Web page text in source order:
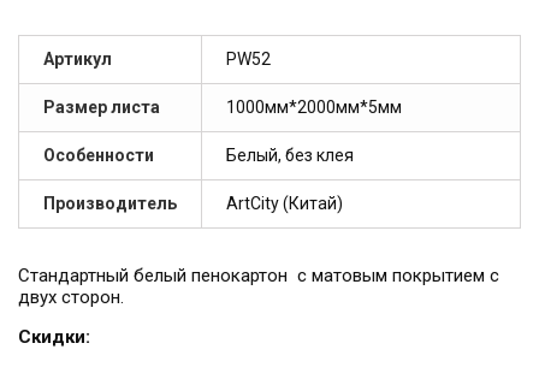
Артикул PW52
Размер листа 1000мм*2000мм*5мм
Особенности Белый, без клея
Производитель ArtCity (Китай)
Стандартный белый пенокартон с матовым покрытием с
двух сторон.
Скидки: